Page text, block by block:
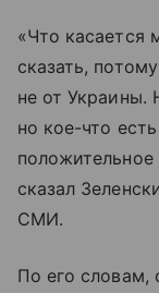
«Что касается
сказать,
не от Украины.
но кое-что
сказал
СМИ.
По его словам,